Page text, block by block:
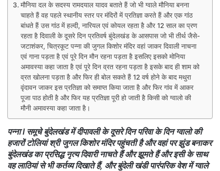
मौनिया दल के सदस्य रामदयाल यादव बताते हैं जो भी ग्वाले मौनिया बनना
चाहते हैं वह पहले स्थानीय स्तर पर मंदिरों में प्रतिज्ञा करते हैं और एक गांठ
बांधते हैं उस गांठ में हल्दी, नारियल एवं कोयल रहता है और 12 साल का प्रण
रहता है दिवाली के दूसरे दिन प्रतिवर्ष बुंदेलखंड के आसपास जो भी तीर्थ जैसे-
जटाशंकर, चित्रकूट पन्ना की जुगल किशोर मंदिर वहां जाकर दिवाली नाचना
एवं गाना पड़ता है एवं पूरे दिन मौन रहना पड़ता है इसलिए इसको मोनिया
अमावस्या कहा जाता है एवं पूरे दिन व्रत रहना पड़ता है इसके बाद ही शाम को
व्रत खोलना पड़ता है और फिर ही बोल सकते हैं 12 वर्ष होने के बाद मथुरा
वृंदावन जाकर इस प्रतिज्ञा को समाप्त किया जाता है और फिर गांव में आकर
पूजा पाठ होती है और फिर यह प्रतिज्ञा पूरी हो जाती है किसी को ग्वालो की
मौनी अमावस्या कहा जाता है।
पन्ना l समूचे बुंदेलखंड में दीपावली के दूसरे दिन परिवा के दिन ग्वालो की
हजारों टोलियां श्री जुगल किशोर मंदिर पहुंचती है और वहां पर झुंड बनाकर
बुंदेलखंड का प्रसिद्ध नृत्य दिवारी नाचते हैं और झूमते हैं और इसी के साथ
वह लाठियां से भी कर्तव्य दिखाते हैं, और बुंदेली खंडी पारंपरिक वेश में ग्वाले